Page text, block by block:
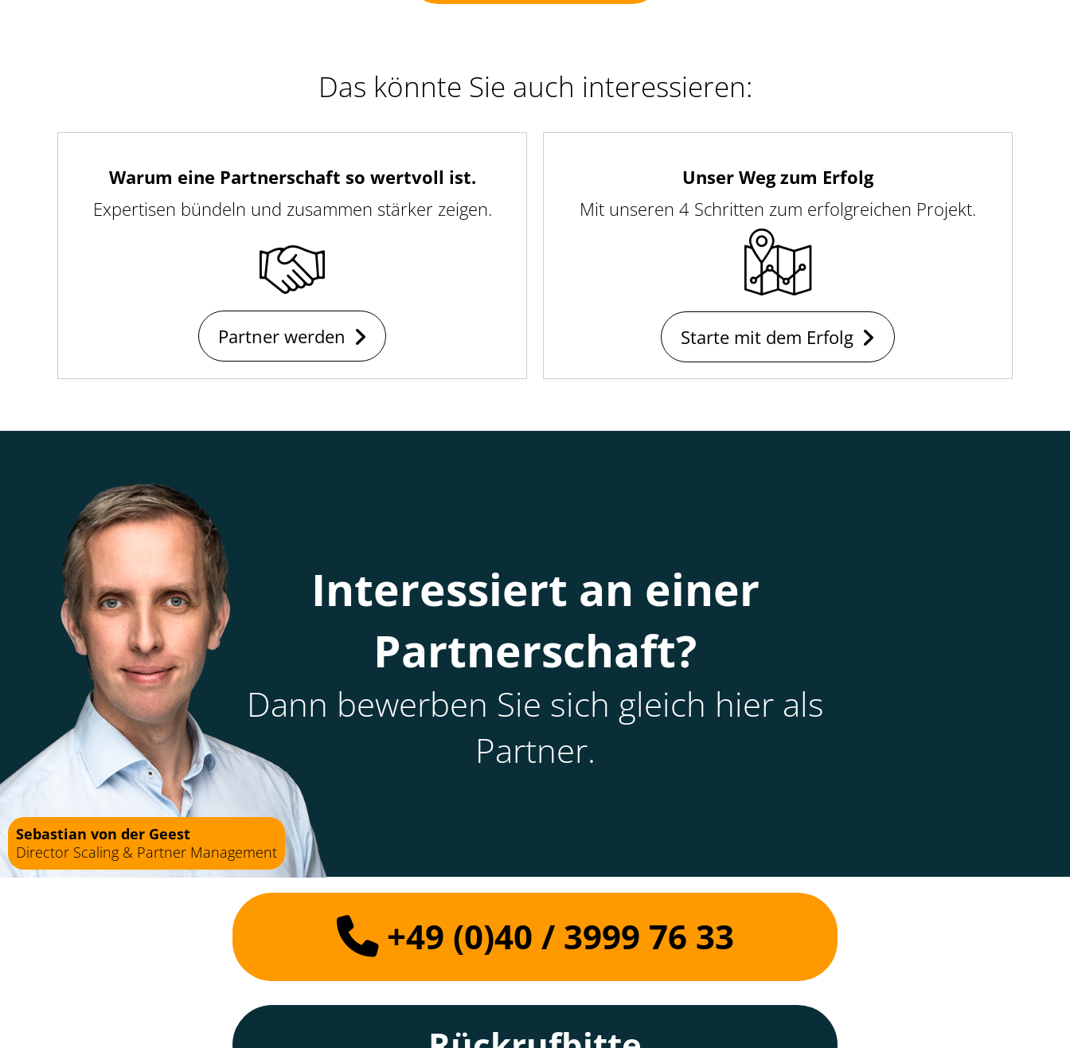
Das könnte Sie auch interessieren:
Warum eine Partnerschaft so wertvoll ist.
Expertisen bündeln und zusammen stärker zeigen.
Partner werden
Unser Weg zum Erfolg
Mit unseren 4 Schritten zum erfolgreichen Projekt.
Starte mit dem Erfolg
Sebastian von der Geest
Director Scaling & Partner Management
Interessiert an einer
Partnerschaft?
Dann bewerben Sie sich gleich hier als
Partner.
+49 (0)40 / 3999 76 33